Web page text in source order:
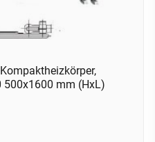
500x1600 mm (HxL)